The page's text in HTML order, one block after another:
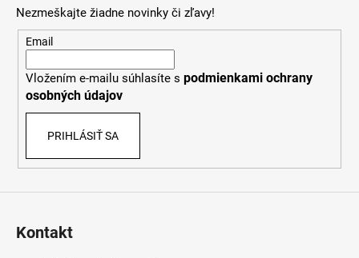
Nezmeškajte žiadne novinky či zľavy!
Email
Vložením e-mailu súhlasíte s podmienkami ochrany
osobných údajov
PRIHLÁSIŤ SA
Kontakt